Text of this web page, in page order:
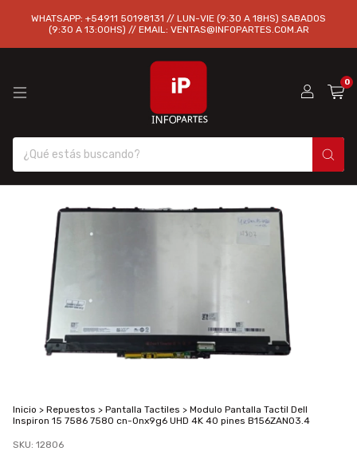
WHATSAPP: +54911 50198131 // LUN-VIE (9:30 A 18HS) SABADOS
(9:30 A 13:00HS) // EMAIL: VENTAS@INFOPARTES.COM.AR
0
Inicio > Repuestos > Pantalla Tactiles > Modulo Pantalla Tactil Dell
Inspiron 15 7586 7580 cn-0nx9g6 UHD 4K 40 pines B156ZAN03.4
SKU: 12806